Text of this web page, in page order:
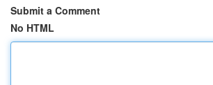
Submit a Comment
No HTML